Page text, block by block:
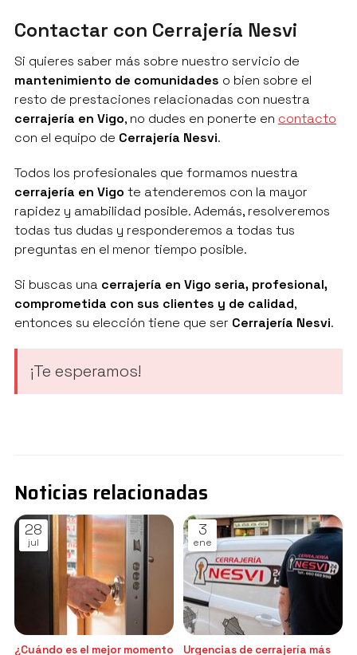
Contactar con Cerrajería Nesvi
Si quieres saber más sobre nuestro servicio de
mantenimiento de comunidades o bien sobre el
resto de prestaciones relacionadas con nuestra
cerrajería en Vigo, no dudes en ponerte en contacto
con el equipo de Cerrajería Nesvi.
Todos los profesionales que formamos nuestra
cerrajería en Vigo te atenderemos con la mayor
rapidez y amabilidad posible. Además, resolveremos
todas tus dudas y responderemos a todas tus
preguntas en el menor tiempo posible.
Si buscas una cerrajería en Vigo seria, profesional,
comprometida con sus clientes y de calidad,
entonces su elección tiene que ser Cerrajería Nesvi.
¡Te esperamos!
Noticias relacionadas
28
jul
¿Cuándo es el mejor momento
3
ene
Urgencias de cerrajería más